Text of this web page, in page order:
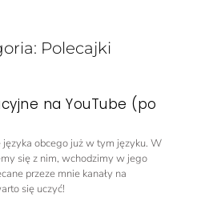
Polecajki
na YouTube (po
języka obcego już w tym języku. W
się z nim, wchodzimy w jego
przeze mnie kanały na
się uczyć!